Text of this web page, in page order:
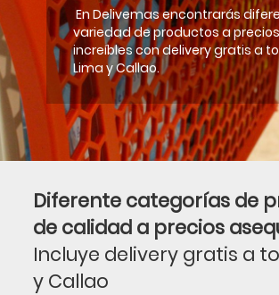
En Delivemas encontrarás
variedad de productos a precios
increíbles con delivery gratis a
Lima y Callao.
Diferente categorías de
de calidad a precios
Incluye delivery gratis a
y Callao